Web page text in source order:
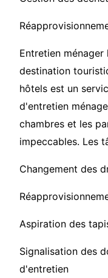
Entretien
destination
hôtels est un
d'entretien
chambres et les
impeccables. Les
Changement des
Aspiration des
Signalisation des
d'entretien